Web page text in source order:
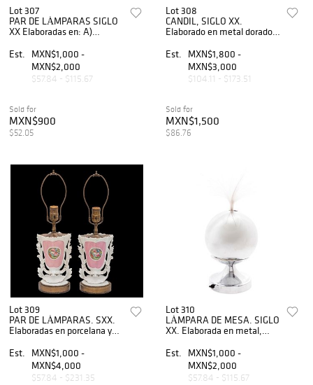
Lot 307
PAR DE LÁMPARAS SIGLO
XX Elaboradas en: A)
Aleación de latón Una
cuenta con brazo articulado,
a una luz. O...
Est.
MXN$1,000 -
MXN$2,000
$57.84 - $115.67
Sold for
MXN$900
$52.05
Lot 308
CANDIL, SIGLO XX.
Elaborado en metal dorado y
y brazos ondulados.
Decorado con elementos
arquitectónicos.
Est.
MXN$1,800 -
MXN$3,000
$104.11 - $173.51
Sold for
MXN$1,500
$86.76
Lot 309
PAR DE LÁMPARAS. SXX.
Elaboradas en porcelana y
copón. Cuentan con lira y una
luz C/U
Est.
MXN$1,000 -
MXN$4,000
$57.84 - $231.35
Lot 310
LÁMPARA DE MESA. SIGLO
XX. Elaborada en metal,
filamentos de fibra de vidrio.
Cuenta con diseño esférico
Est.
MXN$1,000 -
MXN$2,000
$57.84 - $115.67